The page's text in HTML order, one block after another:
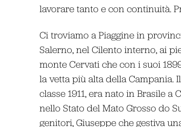
lavorare tanto e con continuità.
Ci troviamo a Piaggine in
Salerno, nel Cilento interno, ai
monte Cervati che con i suoi
la vetta più alta della Campania.
classe 1911, era nato in Brasile a
nello Stato del Mato Grosso do
genitori, Giuseppe che gestiva